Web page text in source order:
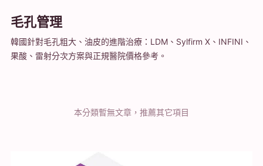
毛孔管理
韓國針對毛孔粗大、油皮的進階治療：LDM、Sylfirm X、INFINI、
果酸、雷射分次方案與正規醫院價格參考。
本分類暫無文章，推薦其它項目